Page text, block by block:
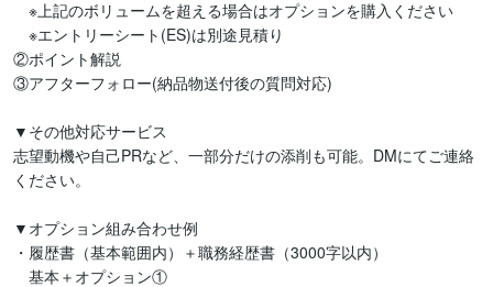
※上記のボリュームを超える場合はオプションを購入ください
※エントリーシート(ES)は別途見積り
②ポイント解説
③アフターフォロー(納品物送付後の質問対応)
▼その他対応サービス
志望動機や自己PRなど、一部分だけの添削も可能。DMにてご連絡
ください。
▼オプション組み合わせ例
・履歴書（基本範囲内）＋職務経歴書（3000字以内）
基本＋オプション①